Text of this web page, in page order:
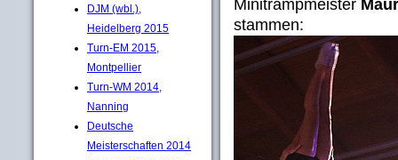
DJM (wbl.),
Heidelberg 2015
Turn-EM 2015,
Montpellier
Turn-WM 2014,
Nanning
Deutsche
Meisterschaften 2014
Minitrampmeister
stammen: